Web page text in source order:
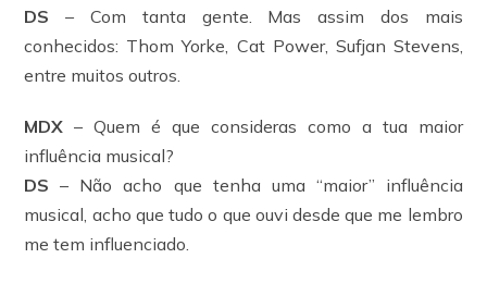
DS – Com tanta gente. Mas assim dos mais
conhecidos: Thom Yorke, Cat Power, Sufjan Stevens,
entre muitos outros.
MDX – Quem é que consideras como a tua maior
influência musical?
DS – Não acho que tenha uma “maior” influência
musical, acho que tudo o que ouvi desde que me lembro
me tem influenciado.